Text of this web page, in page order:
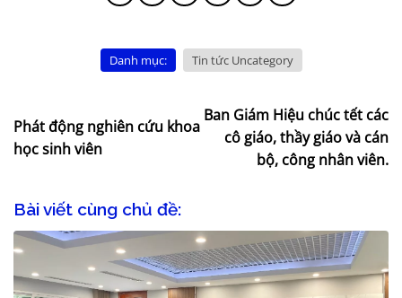
Danh mục: Tin tức Uncategory
Phát động nghiên cứu khoa
học sinh viên
Ban Giám Hiệu chúc tết các
cô giáo, thầy giáo và cán
bộ, công nhân viên.
Bài viết cùng chủ đề: